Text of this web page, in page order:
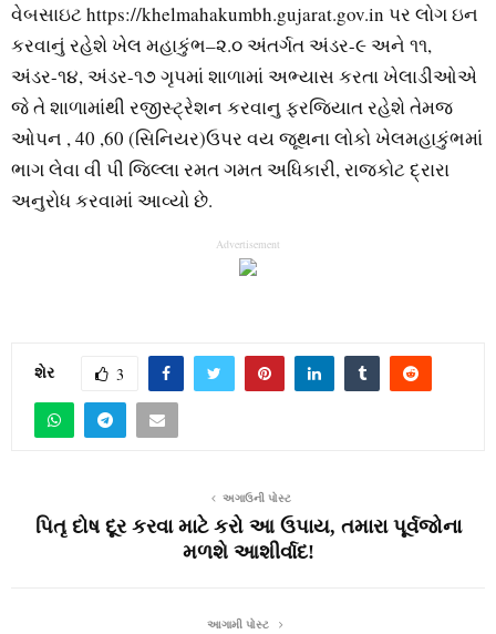
વેબસાઇટ https://khelmahakumbh.gujarat.gov.in પર લોગ ઇન
કરવાનું રહેશે ખેલ મહાકુંભ–૨.૦ અંતર્ગત અંડર-૯ અને ૧૧,
અંડર-૧૪, અંડર-૧૭ ગૃપમાં શાળામાં અભ્યાસ કરતા ખેલાડીઓએ
જે તે શાળામાંથી રજીસ્ટ્રેશન કરવાનુ ફરજિયાત રહેશે તેમજ
ઓપન , 40 ,60 (સિનિયર)ઉપર વય જૂથના લોકો ખેલમહાકુંભમાં
ભાગ લેવા વી પી જિલ્લા રમત ગમત અધિકારી, રાજકોટ દ્રારા
અનુરોધ કરવામાં આવ્યો છે.
Advertisement
શેર 3
અગાઉની પોસ્ટ
પિતૃ દોષ દૂર કરવા માટે કરો આ ઉપાય, તમારા પૂર્વજોના
મળશે આશીર્વાદ!
આગામી પોસ્ટ